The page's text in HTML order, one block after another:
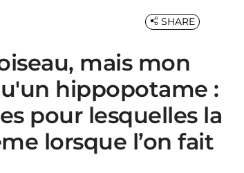
mais mon
hippopotame :
pour lesquelles la
lorsque l’on fait
SHARE